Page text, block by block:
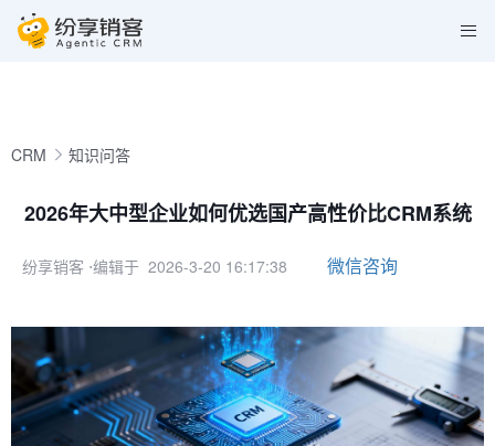
CRM 知识问答
2026年大中型企业如何优选国产高性价比CRM系统
纷享销客 ⋅编辑于 2026-3-20 16:17:38 微信咨询